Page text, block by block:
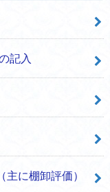
記入
に棚卸評価）